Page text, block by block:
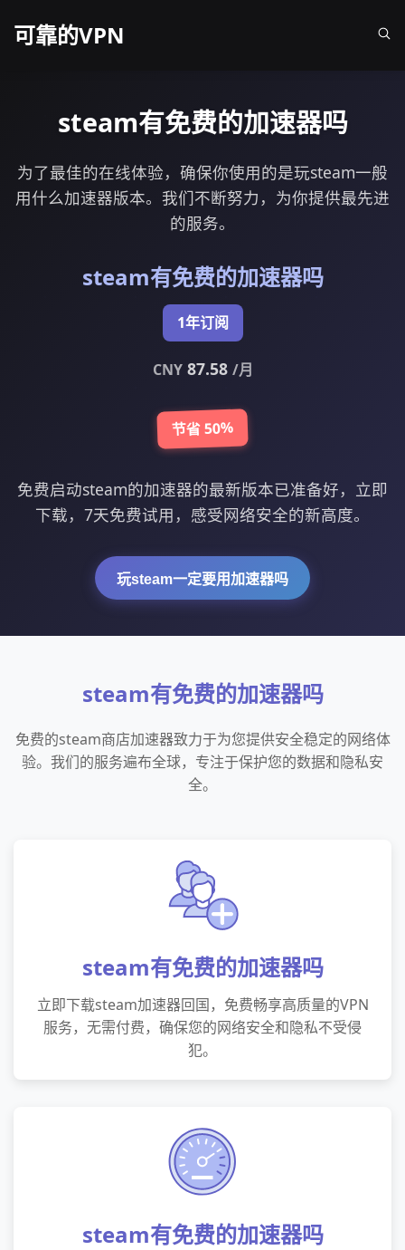
可靠的VPN
steam有免费的加速器吗
为了最佳的在线体验，确保你使用的是玩steam一般
用什么加速器版本。我们不断努力，为你提供最先进
的服务。
steam有免费的加速器吗
1年订阅
CNY87.58 /月
节省 50%
免费启动steam的加速器的最新版本已准备好，立即
下载，7天免费试用，感受网络安全的新高度。
玩steam一定要用加速器吗
steam有免费的加速器吗
免费的steam商店加速器致力于为您提供安全稳定的网络体
验。我们的服务遍布全球，专注于保护您的数据和隐私安
全。
steam有免费的加速器吗
立即下载steam加速器回国，免费畅享高质量的VPN
服务，无需付费，确保您的网络安全和隐私不受侵
犯。
steam有免费的加速器吗